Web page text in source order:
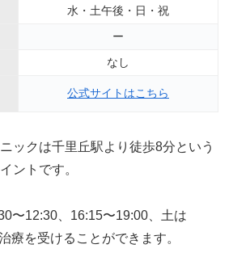
水・土午後・日・祝
ー
なし
公式サイトはこちら
ックは千里丘駅より徒歩8分という
ントです。
〜12:30、16:15〜19:00、土は
療を受けることができます。